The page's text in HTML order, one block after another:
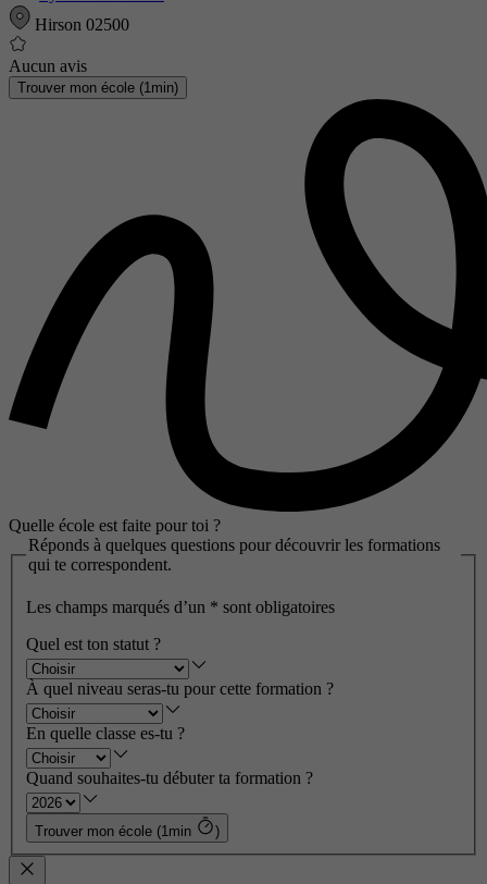
Hirson 02500
Aucun avis
Trouver mon école (1min)
Quelle école est faite pour toi ?
Réponds à quelques questions pour découvrir les formations
qui te correspondent.
Les champs marqués d’un * sont obligatoires
Quel est ton statut ?
À quel niveau seras-tu pour cette formation ?
En quelle classe es-tu ?
Quand souhaites-tu débuter ta formation ?
Trouver mon école (1min )